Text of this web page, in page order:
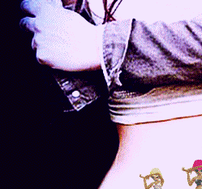
醉人的香吻 歌手：韩宝仪
16
频谱 光感效果欣赏
8
月光小夜曲（H5歌词同步播放器）
8
[妙音唱片]十二男声Ⅰ 首首金曲.【百
度/FLAC分轨】
8
专辑欣赏 试音宝典-试机二十四号 K2HD
7
天际 (粤语孤独版) 歌手：林咏诗 帖赠：